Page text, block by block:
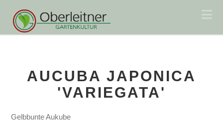
AUCUBA JAPONICA
'VARIEGATA'
Gelbbunte Aukube